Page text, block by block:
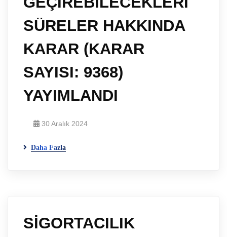
SÜRELER HAKKINDA
KARAR (KARAR
SAYISI: 9368)
YAYIMLANDI
30 Aralık 2024
Daha Fazla
SİGORTACILIK